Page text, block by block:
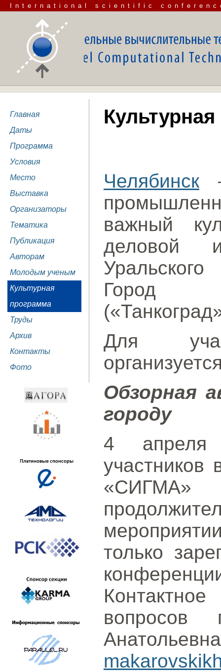
International scientific
Главная
Даты
Программа
Условия
Место
Выставка
Организаторы
Тематика
Публикация
Авторам
Молодым ученым
Культурная
программа
Труды
Архив
Контакты
Фото
Челябинск
важный
деловой
Город
Для
Обзорная
городу
4 апреля
участников
только
вопросов